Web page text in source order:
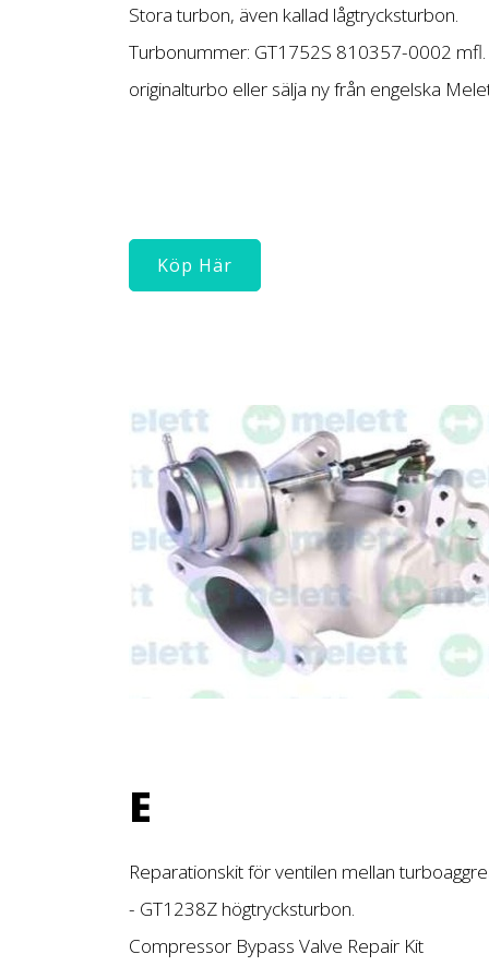
Stora turbon, även kallad lågtrycksturbon.
Turbonummer: GT1752S 810357-0002 mfl.
originalturbo eller sälja ny från engelska
Köp Här
E
Reparationskit för ventilen mellan
- GT1238Z högtrycksturbon.
Compressor Bypass Valve Repair Kit